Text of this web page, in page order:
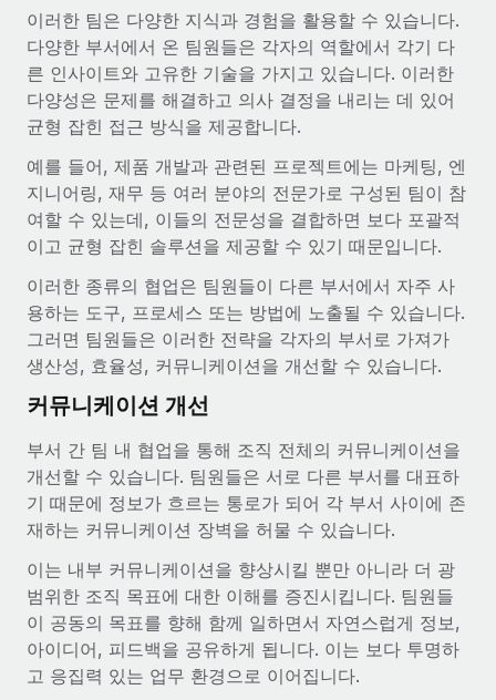
서비스
전문가 상담
글로벌 인사 및 규정 준수 업무 처리에 전문가 지원 제공
신원 조사
채용 후보자 심사 프로세스 간소화
Compliance Watchtower
규정 준수 관련 위험에 선제적으로 대응
기기 관리
전 세계 IT 장비 제공 및 추적 관리
법인 설립
글로벌 인재 이동 및 전근
직원 해외 이전을 간편하게 처리
복리후생
손쉬운 직원 복리후생 관리
Remote Build
곧 제공 예정
통합 및 AI 자동화 컨설팅
사례 연구
AI 분야의 선구자인 Weaviate가 Remote와 협력하여
조직 규모를 120% 성장시킨 방법
Weaviate 한눈에 보기 Weaviate는 오픈 소스, AI 우선 인프라를
(DevOps/MLOps)에게 AI 네이티브...
자세히 알아보기
계약직 관리와 급여 업무를 위해 Remote와 전략적 파
트너십을 맺은 Reverse Tech
Reverse Tech 한눈에 보기 건강 및 웰니스 스타트업인 Reverse
Tech는 Remote와 파트너십을 맺고 글로벌 계약직 인력 및 미국
급여 관리를 통해 국제 노동법...
자세히 알아보기
급여 및 인재 인사이트
인사이트 센터
지원받기
모든 리소스 보기
블로그
EOR 및 PEO
계약자 관리
세금
블로그 둘러보기
블로그
Remote 제품 관련 소식: Gusto 및 Xero와의 통합과
Remote Contractor Management Plus
Remote의 사명은 모든 규모의 기업이 전 세계 어디서든 업무에 가
장 적합 사람을 찾아 채용 및 관리하고 급여를 지급하도록 돕는 것
이러한 팀은 다양한 지식과 경험을 활용할 수 있습니다.
다양한 부서에서 온 팀원들은 각자의 역할에서 각기 다
른 인사이트와 고유한 기술을 가지고 있습니다. 이러한
다양성은 문제를 해결하고 의사 결정을 내리는 데 있어
균형 잡힌 접근 방식을 제공합니다.
예를 들어, 제품 개발과 관련된 프로젝트에는 마케팅, 엔
지니어링, 재무 등 여러 분야의 전문가로 구성된 팀이 참
여할 수 있는데, 이들의 전문성을 결합하면 보다 포괄적
이고 균형 잡힌 솔루션을 제공할 수 있기 때문입니다.
이러한 종류의 협업은 팀원들이 다른 부서에서 자주 사
용하는 도구, 프로세스 또는 방법에 노출될 수 있습니다.
그러면 팀원들은 이러한 전략을 각자의 부서로 가져가
생산성, 효율성, 커뮤니케이션을 개선할 수 있습니다.
커뮤니케이션 개선
부서 간 팀 내 협업을 통해 조직 전체의 커뮤니케이션을
개선할 수 있습니다. 팀원들은 서로 다른 부서를 대표하
기 때문에 정보가 흐르는 통로가 되어 각 부서 사이에 존
재하는 커뮤니케이션 장벽을 허물 수 있습니다.
이는 내부 커뮤니케이션을 향상시킬 뿐만 아니라 더 광
범위한 조직 목표에 대한 이해를 증진시킵니다. 팀원들
이 공동의 목표를 향해 함께 일하면서 자연스럽게 정보,
아이디어, 피드백을 공유하게 됩니다. 이는 보다 투명하
고 응집력 있는 업무 환경으로 이어집니다.